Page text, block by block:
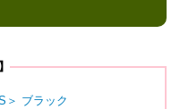
＞ ブラック